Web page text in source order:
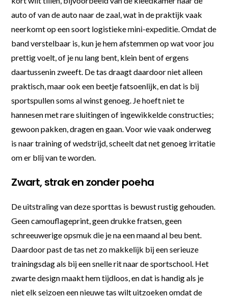
auto of van de auto naar de zaal, wat in de praktijk vaak
neerkomt op een soort logistieke mini-expeditie. Omdat de
band verstelbaar is, kun je hem afstemmen op wat voor jou
prettig voelt, of je nu lang bent, klein bent of ergens
daartussenin zweeft. De tas draagt daardoor niet alleen
praktisch, maar ook een beetje fatsoenlijk, en dat is bij
sportspullen soms al winst genoeg. Je hoeft niet te
hannesen met rare sluitingen of ingewikkelde constructies;
gewoon pakken, dragen en gaan. Voor wie vaak onderweg
is naar training of wedstrijd, scheelt dat net genoeg irritatie
om er blij van te worden.
Zwart, strak en zonder poeha
De uitstraling van deze sporttas is bewust rustig gehouden.
Geen camouflageprint, geen drukke fratsen, geen
schreeuwerige opsmuk die je na een maand al beu bent.
Daardoor past de tas net zo makkelijk bij een serieuze
trainingsdag als bij een snelle rit naar de sportschool. Het
zwarte design maakt hem tijdloos, en dat is handig als je
niet elk seizoen een nieuwe tas wilt uitzoeken omdat de